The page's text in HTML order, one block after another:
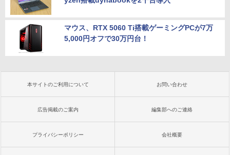
マウス、RTX 5060 Ti搭載ゲーミングPCが7万
5,000円オフで30万円台！
本サイトのご利用について お問い合わせ
広告掲載のご案内 編集部へのご連絡
プライバシーポリシー 会社概要